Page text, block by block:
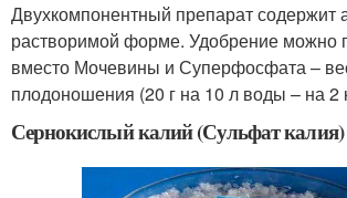
Двухкомпонентный препарат содержит
растворимой форме. Удобрение можно
вместо Мочевины и Суперфосфата –
плодоношения (20 г на 10 л воды – на 2
Сернокислый калий (Сульфат калия)